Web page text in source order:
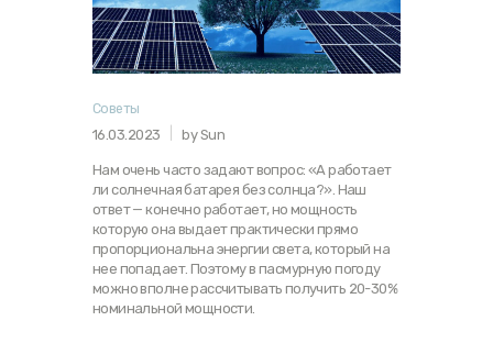
Советы
16.03.2023 by Sun
Нам очень часто задают вопрос: «А работает
ли солнечная батарея без солнца?». Наш
ответ — конечно работает, но мощность
которую она выдает практически прямо
пропорциональна энергии света, который на
нее попадает. Поэтому в пасмурную погоду
можно вполне рассчитывать получить 20-30%
номинальной мощности.